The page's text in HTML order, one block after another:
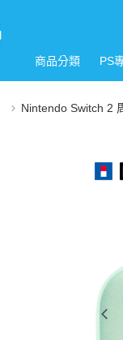
商品分類 PS
Nintendo Switch 2